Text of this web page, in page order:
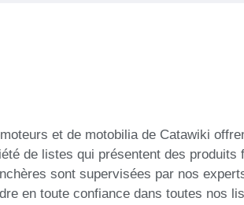
et de motobilia de Catawiki
de listes qui présentent des
sont supervisées par nos
en toute confiance dans toutes nos